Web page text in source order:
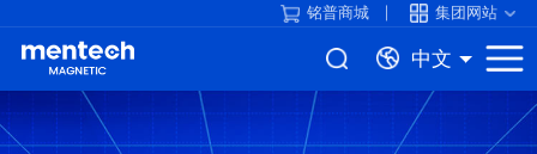
铭普商城 集团网站
中文